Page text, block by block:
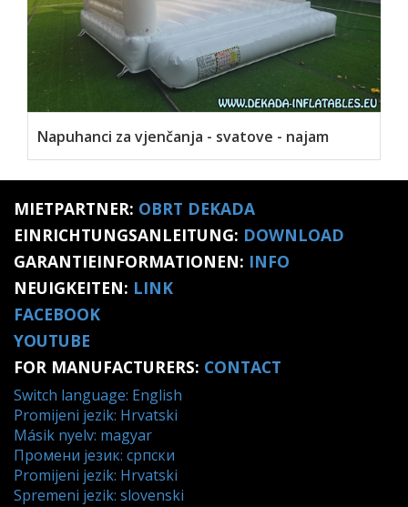
Napuhanci za vjenčanja - svatove - najam
MIETPARTNER: OBRT DEKADA
EINRICHTUNGSANLEITUNG: DOWNLOAD
GARANTIEINFORMATIONEN: INFO
NEUIGKEITEN: LINK
FACEBOOK
YOUTUBE
FOR MANUFACTURERS: CONTACT
Switch language: English
Promijeni jezik: Hrvatski
Másik nyelv: magyar
Промени језик: српски
Promijeni jezik: Hrvatski
Spremeni jezik: slovenski